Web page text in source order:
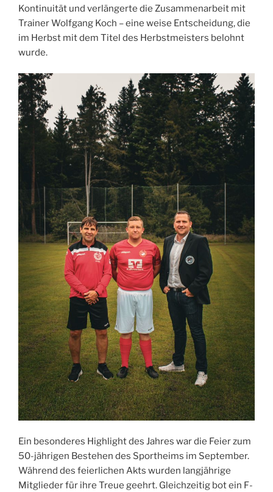
Kontinuität und verlängerte die Zusammenarbeit mit
Trainer Wolfgang Koch – eine weise Entscheidung, die
im Herbst mit dem Titel des Herbstmeisters belohnt
wurde.
Ein besonderes Highlight des Jahres war die Feier zum
50-jährigen Bestehen des Sportheims im September.
Während des feierlichen Akts wurden langjährige
Mitglieder für ihre Treue geehrt. Gleichzeitig bot ein F-